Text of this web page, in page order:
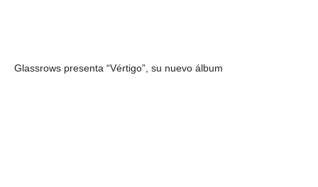
Glassrows presenta “Vértigo”, su nuevo álbum